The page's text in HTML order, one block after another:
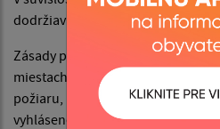
dodržiavať zásady protipožiarnej
Zásady protipožiarnej
miestach v prírode, ktoré sú
požiaru, ktorých dodržiavanie je
vyhláseného zvýšeného